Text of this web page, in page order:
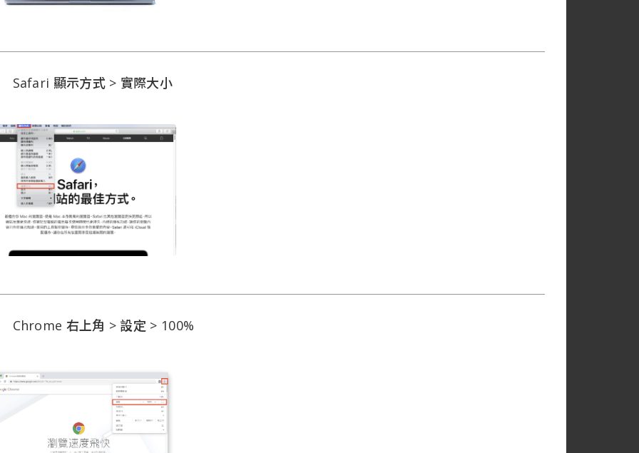
Safari 顯示方式 > 實際大小
Chrome 右上角 > 設定 > 100%